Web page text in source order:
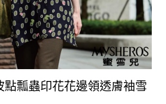
點瓢蟲印花花邊領透膚袖雪